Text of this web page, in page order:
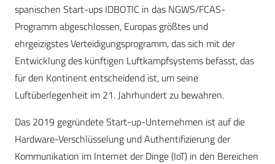
spanischen Start-ups IDBOTIC in das NGWS/FCAS-
Programm abgeschlossen, Europas größtes und
ehrgeizigstes Verteidigungsprogramm, das sich mit der
Entwicklung des künftigen Luftkampfsystems befasst, das
für den Kontinent entscheidend ist, um seine
Luftüberlegenheit im 21. Jahrhundert zu bewahren.
Das 2019 gegründete Start-up-Unternehmen ist auf die
Hardware-Verschlüsselung und Authentifizierung der
Kommunikation im Internet der Dinge (IoT) in den Bereichen